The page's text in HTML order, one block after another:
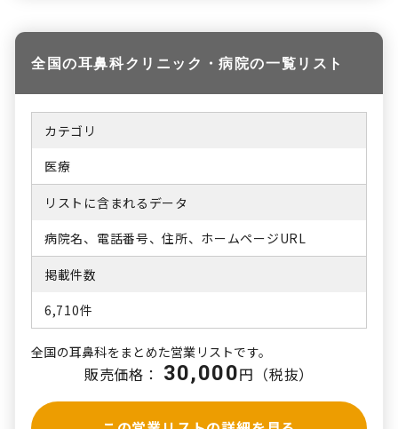
全国の耳鼻科クリニック・病院の一覧リスト
カテゴリ
医療
リストに含まれるデータ
病院名、電話番号、住所、ホームページURL
掲載件数
6,710件
全国の耳鼻科をまとめた営業リストです。
販売価格： 30,000円（税抜）